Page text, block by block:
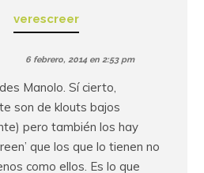
verescreer
6 febrero, 2014 en 2:53 pm
Manolo. Sí cierto,
son de klouts bajos
pero también los hay
que los que lo tienen no
como ellos. Es lo que